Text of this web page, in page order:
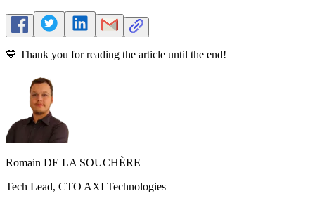
💙 Thank you for reading the article until the end!
Romain DE LA SOUCHÈRE
Tech Lead, CTO AXI Technologies